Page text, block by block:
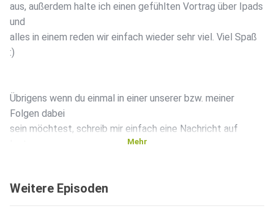
aus, außerdem halte ich einen gefühlten Vortrag über Ipads
und
alles in einem reden wir einfach wieder sehr viel. Viel Spaß
:)
Übrigens wenn du einmal in einer unserer bzw. meiner
Folgen dabei
sein möchtest, schreib mir einfach eine Nachricht auf
Mehr
Weitere Episoden